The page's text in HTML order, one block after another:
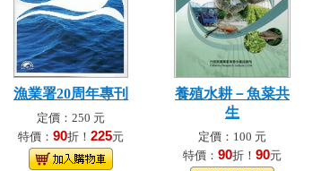
漁業署20周年專刊
定價：250 元
特價： 90折！ 225元
養殖水耕－魚菜共
生
定價：100 元
特價： 90折！ 90元